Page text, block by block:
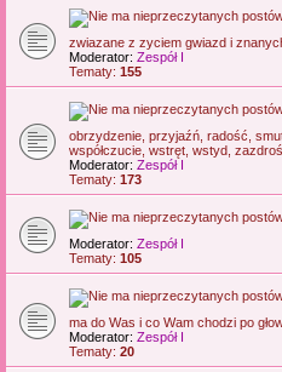
zwiazane z zyciem gwiazd i
Moderator: Zespół I
Tematy: 155
obrzydzenie, przyjaźń, radość,
współczucie, wstręt, wstyd,
Moderator: Zespół I
Tematy: 173
Moderator: Zespół I
Tematy: 105
ma do Was i co Wam chodzi po
Moderator: Zespół I
Tematy: 20